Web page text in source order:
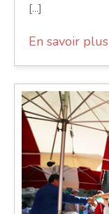
[...]
En savoir plus